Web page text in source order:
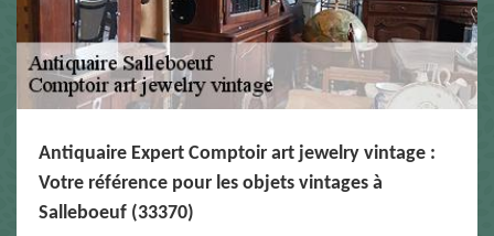
Antiquaire Expert Comptoir art jewelry vintage :
Votre référence pour les objets vintages à
Salleboeuf (33370)